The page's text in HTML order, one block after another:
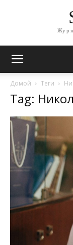
Домой Теги
Tag: